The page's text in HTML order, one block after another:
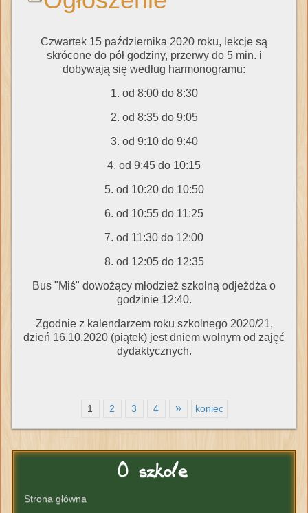
Czwartek 15 października 2020 roku, lekcje są
skrócone do pół godziny, przerwy do 5 min. i
dobywają się według harmonogramu:
1. od 8:00 do 8:30
2. od 8:35 do 9:05
3. od 9:10 do 9:40
4. od 9:45 do 10:15
5. od 10:20 do 10:50
6. od 10:55 do 11:25
7. od 11:30 do 12:00
8. od 12:05 do 12:35
Bus "Miś" dowożący młodzież szkolną odjeżdża o
godzinie 12:40.
Zgodnie z kalendarzem roku szkolnego 2020/21,
dzień 16.10.2020 (piątek) jest dniem wolnym od zajęć
dydaktycznych.
1 2 3 4 » koniec
Oszkole
Strona główna